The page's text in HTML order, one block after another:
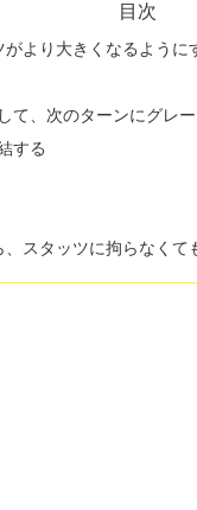
目次
より大きくなるように
て、次のターンにグレ
する
スタッツに拘らなくて